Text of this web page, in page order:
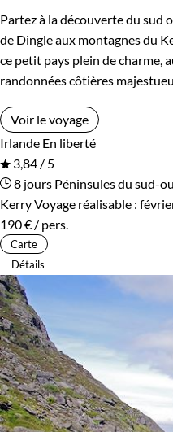
Partez à la découverte du sud
de Dingle aux montagnes du
ce petit pays plein de charme,
randonnées côtières
Voir le voyage
Irlande En liberté
3,84 / 5
8 jours Péninsules du sud-
KerryVoyage réalisable :
190 € / pers.
Carte
Détails